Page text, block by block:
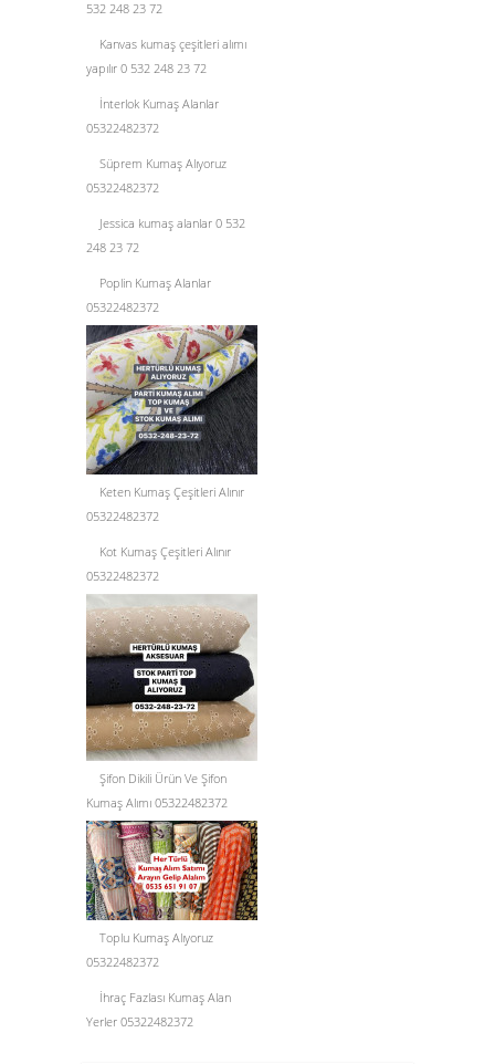
532 248 23 72
Kanvas kumaş çeşitleri alımı
yapılır 0 532 248 23 72
İnterlok Kumaş Alanlar
05322482372
Süprem Kumaş Alıyoruz
05322482372
Jessica kumaş alanlar 0 532
248 23 72
Poplin Kumaş Alanlar
05322482372
Keten Kumaş Çeşitleri Alınır
05322482372
Kot Kumaş Çeşitleri Alınır
05322482372
Şifon Dikili Ürün Ve Şifon
Kumaş Alımı 05322482372
Toplu Kumaş Alıyoruz
05322482372
İhraç Fazlası Kumaş Alan
Yerler 05322482372